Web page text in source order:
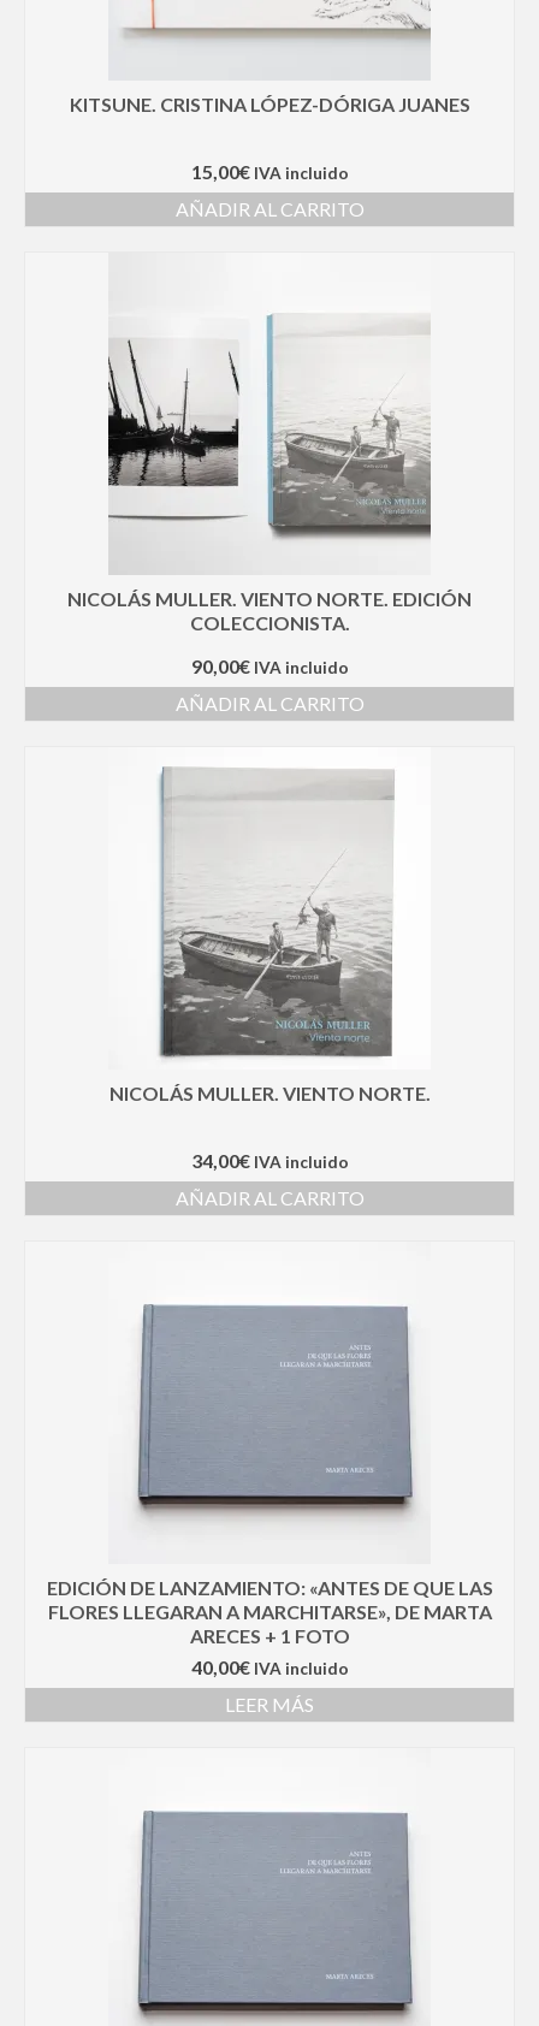
KITSUNE. CRISTINA LÓPEZ-DÓRIGA JUANES
15,00€ IVA incluido
AÑADIR AL CARRITO
NICOLÁS MULLER. VIENTO NORTE. EDICIÓN
COLECCIONISTA.
90,00€ IVA incluido
AÑADIR AL CARRITO
NICOLÁS MULLER. VIENTO NORTE.
34,00€ IVA incluido
AÑADIR AL CARRITO
EDICIÓN DE LANZAMIENTO: «ANTES DE QUE LAS
FLORES LLEGARAN A MARCHITARSE», DE MARTA
ARECES + 1 FOTO
40,00€ IVA incluido
LEER MÁS